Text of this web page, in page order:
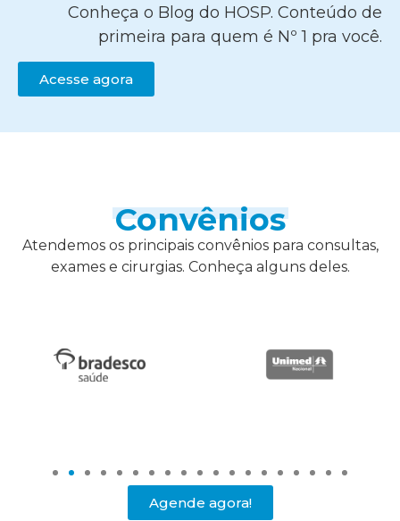
Conheça o Blog do HOSP. Conteúdo de
primeira para quem é Nº 1 pra você.
Acesse agora
Convênios
Atendemos os principais convênios para consultas,
exames e cirurgias. Conheça alguns deles.
Agende agora!